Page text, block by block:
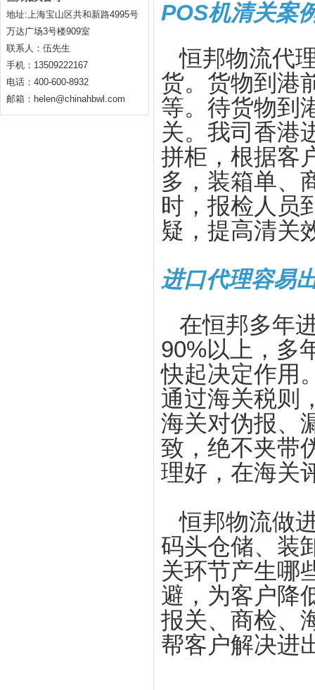
地址:上海宝山区共和新路4995号
万达广场3号楼909室
联系人：伍先生
手机：13509222167
电话：400-600-8932
邮箱：helen@chinahbwl.com
POS机清关案
恒邦物流代
货。货物到港
等。待货物到
关。我司香港
拼柜，根据客
多，装箱单、
时，报检人员
疑，提高清关
进口代理容易
在恒邦多年
90%以上，多
快起决定作用
通过海关税则
海关对伪报、
致，绝不夹带
理好，在海关
恒邦物流做
码头仓储、装
关环节产生哪
避，为客户降
报关、商检、
帮客户解决进